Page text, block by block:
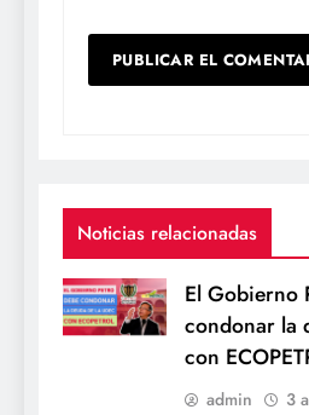
Noticias relacionadas
El Gobierno
condonar la
con
admin
3